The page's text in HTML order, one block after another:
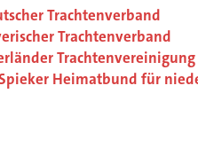
Trachtenverband
Trachtenverband
Trachtenvereinigung
Heimatbund für